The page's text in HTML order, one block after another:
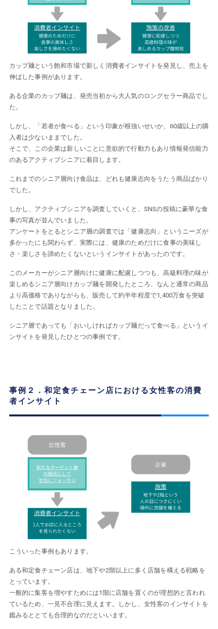
カップ麺という飽和市場で新しく消費者インサイトを発見し、売上を
伸ばした事例があります。
ある企業のカップ麺は、発売当初から大人気のロングセラー商品でし
た。
しかし、「若者が食べる」という印象が根強いせいか、60歳以上の購
入者は少ないままでした。
そこで、この企業は新しいことに意欲的で行動力もあり情報発信能力
のあるアクティブシニアに着目します。
これまでのシニア層向け食品は、どれも健康志向をうたう商品ばかり
でした。
しかし、アクティブシニアを調査していくと、SNSの投稿に豪華な食
事の写真が並んでいました。
アンケートをとるとシニア層の調査では「健康志向」というニーズが
多かったにも関わらず、実際には、健康のためだけに食事の美味し
さ・楽しさを諦めたくないというインサイトがあったのです。
このメーカーがシニア層向けに健康に配慮しつつも、高級料理の味が
楽しめるシニア層向けカップ麺を開発したところ、なんと通常の商品
より高価格でありながらも、販売して約半年程度で1,400万食を突破
したことで話題となりました。
シニア層であっても「おいしければカップ麺だって食べる」というイ
ンサイトを発見したひとつの事例です。
事例２．和定食チェーン店における女性客の消費
者インサイト
こういった事例もあります。
ある和定食チェーン店は、地下や2階以上に多く店舗を構える戦略を
とっています。
一般的に集客を増やすためには1階に店舗を置くのが理想的と言われ
ているため、一見不合理に見えます。しかし、女性客のインサイトを
鑑みるととても合理的なのだといいます。